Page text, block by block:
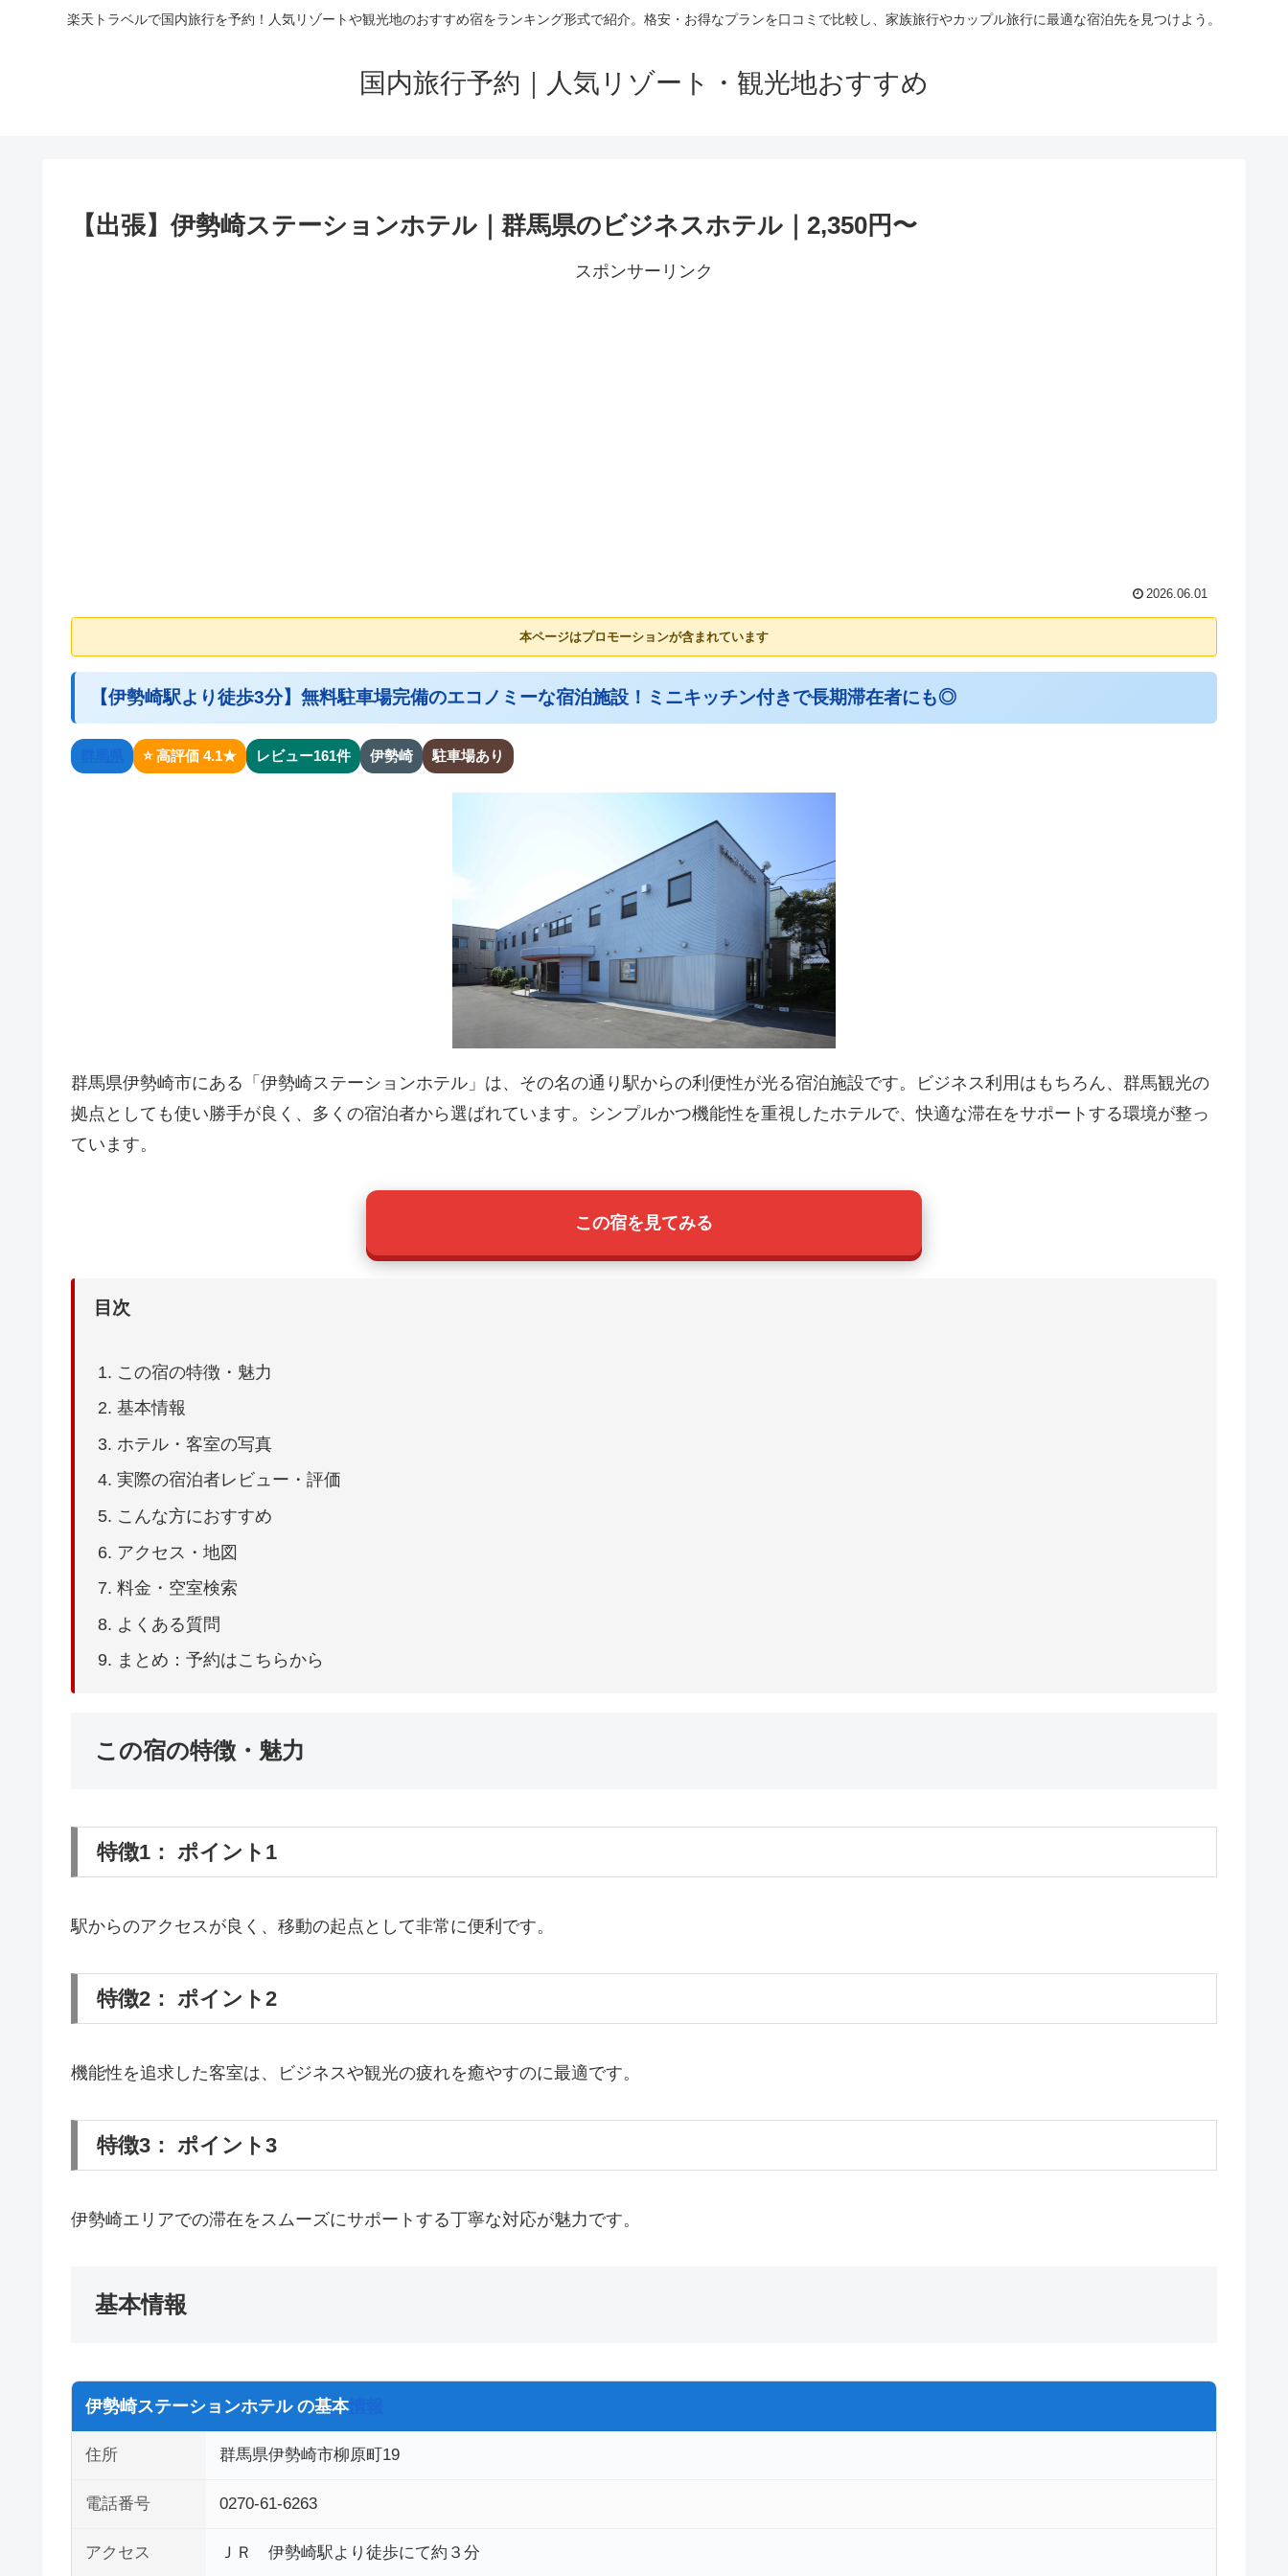
楽天トラベルで国内旅行を予約！人気リゾートや観光地のおすすめ宿をランキング形式で紹介。格安・お得なプランを口コミで比較し、家族旅行やカップル旅行に最適な宿泊先を見つけよう。
国内旅行予約｜人気リゾート・観光地おすすめ
【出張】伊勢崎ステーションホテル｜群馬県のビジネスホテル｜2,350円〜
スポンサーリンク
2026.06.01
本ページはプロモーションが含まれています
【伊勢崎駅より徒歩3分】無料駐車場完備のエコノミーな宿泊施設！ミニキッチン付きで長期滞在者にも◎
⭐ 高評価 4.1★ レビュー161件 伊勢崎 駐車場あり
群馬県伊勢崎市にある「伊勢崎ステーションホテル」は、その名の通り駅からの利便性が光る宿泊施設です。ビジネス利用はもちろん、群馬観光の
拠点としても使い勝手が良く、多くの宿泊者から選ばれています。シンプルかつ機能性を重視したホテルで、快適な滞在をサポートする環境が整っ
ています。
この宿を見てみる
目次
この宿の特徴・魅力
基本情報
ホテル・客室の写真
実際の宿泊者レビュー・評価
こんな方におすすめ
アクセス・地図
料金・空室検索
よくある質問
まとめ：予約はこちらから
この宿の特徴・魅力
特徴1： ポイント1
駅からのアクセスが良く、移動の起点として非常に便利です。
特徴2： ポイント2
機能性を追求した客室は、ビジネスや観光の疲れを癒やすのに最適です。
特徴3： ポイント3
伊勢崎エリアでの滞在をスムーズにサポートする丁寧な対応が魅力です。
基本情報
伊勢崎ステーションホテル の基本情報
住所 群馬県伊勢崎市柳原町19
電話番号 0270-61-6263
アクセス ＪＲ 伊勢崎駅より徒歩にて約３分